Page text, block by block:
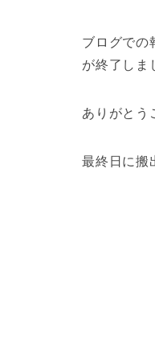
ブログでの
が終了しま
ありがとう
最終日に搬